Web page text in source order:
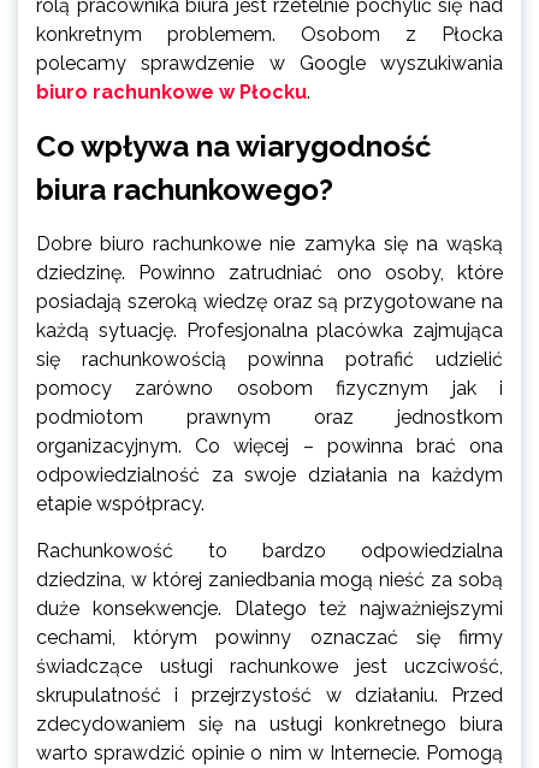
rolą pracownika biura jest rzetelnie pochylić się nad
konkretnym problemem. Osobom z Płocka
polecamy sprawdzenie w Google wyszukiwania
biuro rachunkowe w Płocku.
Co wpływa na wiarygodność
biura rachunkowego?
Dobre biuro rachunkowe nie zamyka się na wąską
dziedzinę. Powinno zatrudniać ono osoby, które
posiadają szeroką wiedzę oraz są przygotowane na
każdą sytuację. Profesjonalna placówka zajmująca
się rachunkowością powinna potrafić udzielić
pomocy zarówno osobom fizycznym jak i
podmiotom prawnym oraz jednostkom
organizacyjnym. Co więcej – powinna brać ona
odpowiedzialność za swoje działania na każdym
etapie współpracy.
Rachunkowość to bardzo odpowiedzialna
dziedzina, w której zaniedbania mogą nieść za sobą
duże konsekwencje. Dlatego też najważniejszymi
cechami, którym powinny oznaczać się firmy
świadczące usługi rachunkowe jest uczciwość,
skrupulatność i przejrzystość w działaniu. Przed
zdecydowaniem się na usługi konkretnego biura
warto sprawdzić opinie o nim w Internecie. Pomogą